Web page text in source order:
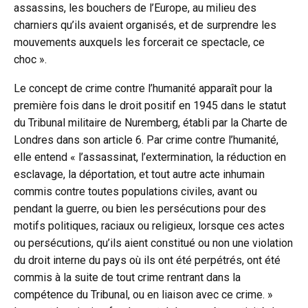
assassins, les bouchers de l’Europe, au milieu des
charniers qu’ils avaient organisés, et de surprendre les
mouvements auxquels les forcerait ce spectacle, ce
choc ».
Le concept de crime contre l’humanité apparaît pour la
première fois dans le droit positif en 1945 dans le statut
du Tribunal militaire de Nuremberg, établi par la Charte de
Londres dans son article 6. Par crime contre l’humanité,
elle entend « l’assassinat, l’extermination, la réduction en
esclavage, la déportation, et tout autre acte inhumain
commis contre toutes populations civiles, avant ou
pendant la guerre, ou bien les persécutions pour des
motifs politiques, raciaux ou religieux, lorsque ces actes
ou persécutions, qu’ils aient constitué ou non une violation
du droit interne du pays où ils ont été perpétrés, ont été
commis à la suite de tout crime rentrant dans la
compétence du Tribunal, ou en liaison avec ce crime. »